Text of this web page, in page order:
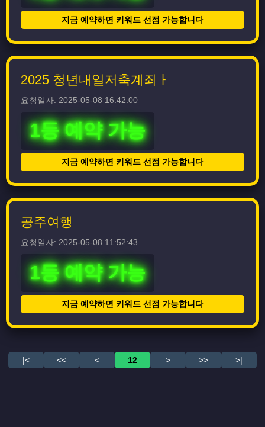
지금 예약하면 키워드 선점 가능합니다
2025 청년내일저축계죄ㅏ
요청일자: 2025-05-08 16:42:00
1등 예약 가능
지금 예약하면 키워드 선점 가능합니다
공주여행
요청일자: 2025-05-08 11:52:43
1등 예약 가능
지금 예약하면 키워드 선점 가능합니다
|< << < 12 > >> >|